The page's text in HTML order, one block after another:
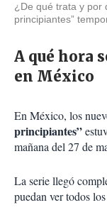
¿De qué trata y por
principiantes”
A qué hora
en México
En México, los
principiantes”
mañana del 27 de
La serie llegó
puedan ver todos